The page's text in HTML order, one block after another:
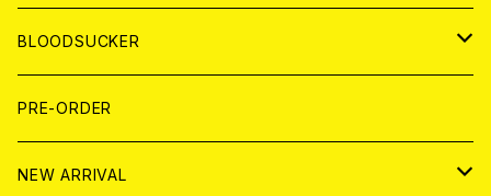
LP
7EP
LP
T-shirt
HOOD
WORLD
T-shirt
HOOD
MAGAZINE
BOLLOCKS
EL ZINE
写真集 (PHOTOBOOK)
BLOODSUCKER
CD
アナログ
PRE-ORDER
NEW ARRIVAL